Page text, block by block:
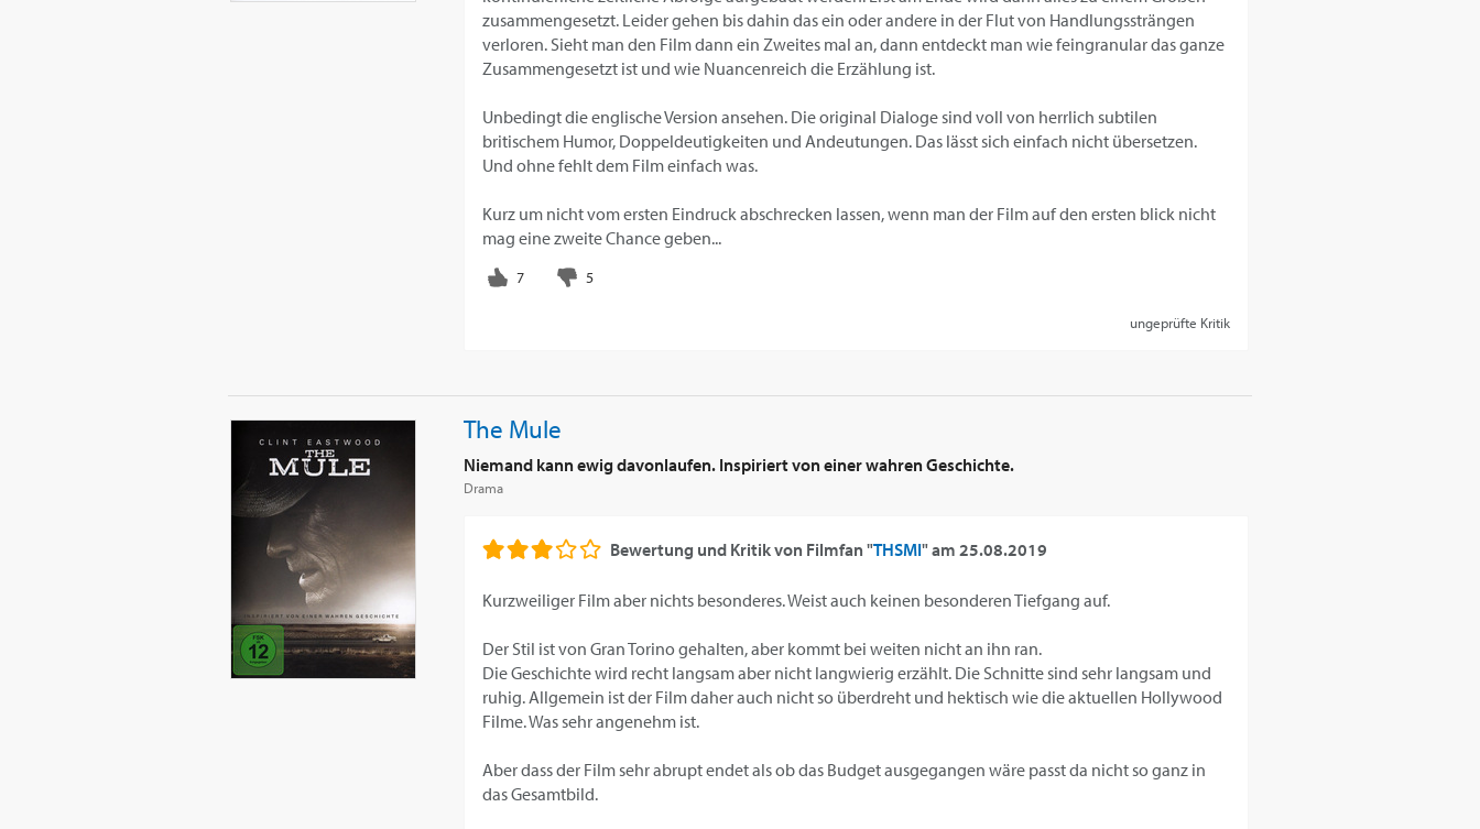
zusammengesetzt. Leider gehen bis dahin das ein oder andere in der Flut von Handlungssträngen
verloren. Sieht man den Film dann ein Zweites mal an, dann entdeckt man wie feingranular das ganze
Zusammengesetzt ist und wie Nuancenreich die Erzählung ist.
Unbedingt die englische Version ansehen. Die original Dialoge sind voll von herrlich subtilen
britischem Humor, Doppeldeutigkeiten und Andeutungen. Das lässt sich einfach nicht übersetzen.
Und ohne fehlt dem Film einfach was.
Kurz um nicht vom ersten Eindruck abschrecken lassen, wenn man der Film auf den ersten blick nicht
mag eine zweite Chance geben...
ungeprüfte Kritik
The Mule
Niemand kann ewig davonlaufen. Inspiriert von einer wahren Geschichte.
Drama
Bewertung und Kritik von Filmfan "THSMI"am25.08.2019
Kurzweiliger Film aber nichts besonderes. Weist auch keinen besonderen Tiefgang auf.
Der Stil ist von Gran Torino gehalten, aber kommt bei weiten nicht an ihn ran.
Die Geschichte wird recht langsam aber nicht langwierig erzählt. Die Schnitte sind sehr langsam und
ruhig. Allgemein ist der Film daher auch nicht so überdreht und hektisch wie die aktuellen Hollywood
Filme. Was sehr angenehm ist.
Aber dass der Film sehr abrupt endet als ob das Budget ausgegangen wäre passt da nicht so ganz in
das Gesamtbild.